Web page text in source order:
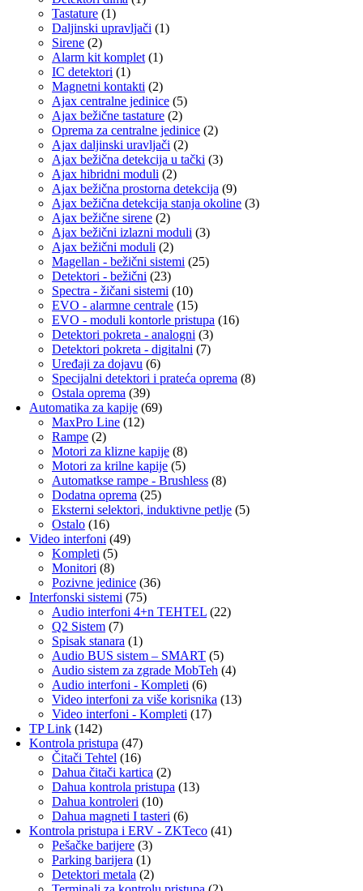
Tastature (1)
Daljinski upravljači (1)
Sirene (2)
Alarm kit komplet (1)
IC detektori (1)
Magnetni kontakti (2)
Ajax centralne jedinice (5)
Ajax bežične tastature (2)
Oprema za centralne jedinice (2)
Ajax daljinski uravljači (2)
Ajax bežična detekcija u tački (3)
Ajax hibridni moduli (2)
Ajax bežična prostorna detekcija (9)
Ajax bežična detekcija stanja okoline (3)
Ajax bežične sirene (2)
Ajax bežični izlazni moduli (3)
Ajax bežični moduli (2)
Magellan - bežični sistemi (25)
Detektori - bežični (23)
Spectra - žičani sistemi (10)
EVO - alarmne centrale (15)
EVO - moduli kontorle pristupa (16)
Detektori pokreta - analogni (3)
Detektori pokreta - digitalni (7)
Uređaji za dojavu (6)
Specijalni detektori i prateća oprema (8)
Ostala oprema (39)
Automatika za kapije (69)
MaxPro Line (12)
Rampe (2)
Motori za klizne kapije (8)
Motori za krilne kapije (5)
Automatkse rampe - Brushless (8)
Dodatna oprema (25)
Eksterni selektori, induktivne petlje (5)
Ostalo (16)
Video interfoni (49)
Kompleti (5)
Monitori (8)
Pozivne jedinice (36)
Interfonski sistemi (75)
Audio interfoni 4+n TEHTEL (22)
Q2 Sistem (7)
Spisak stanara (1)
Audio BUS sistem – SMART (5)
Audio sistem za zgrade MobTeh (4)
Audio interfoni - Kompleti (6)
Video interfoni za više korisnika (13)
Video interfoni - Kompleti (17)
TP Link (142)
Kontrola pristupa (47)
Čitači Tehtel (16)
Dahua čitači kartica (2)
Dahua kontrola pristupa (13)
Dahua kontroleri (10)
Dahua magneti I tasteri (6)
Kontrola pristupa i ERV - ZKTeco (41)
Pešačke barijere (3)
Parking barijera (1)
Detektori metala (2)